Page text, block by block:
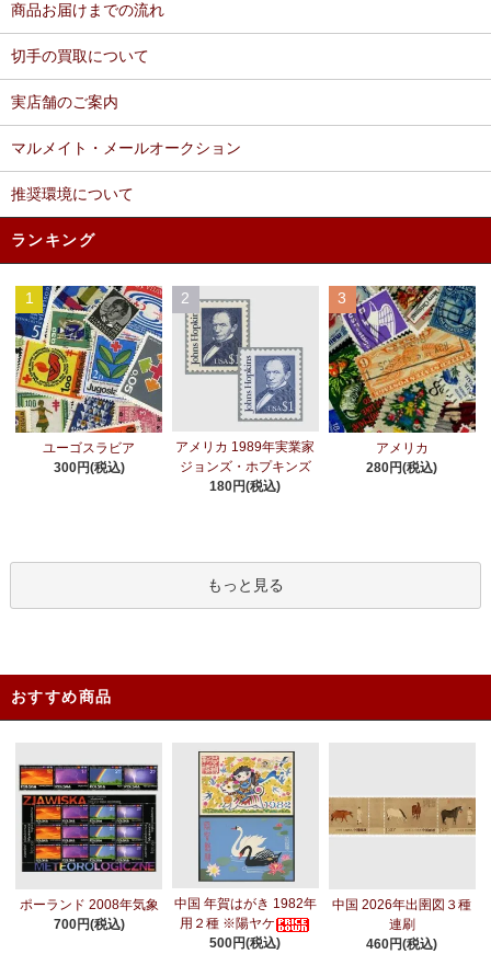
商品お届けまでの流れ
切手の買取について
実店舗のご案内
マルメイト・メールオークション
推奨環境について
ランキング
1
ユーゴスラビア
300円(税込)
2
アメリカ 1989年実業家
ジョンズ・ホプキンズ
180円(税込)
3
アメリカ
280円(税込)
もっと見る
おすすめ商品
ポーランド 2008年気象
700円(税込)
中国 年賀はがき 1982年
用２種 ※陽ヤケ
500円(税込)
中国 2026年出圉図３種
連刷
460円(税込)